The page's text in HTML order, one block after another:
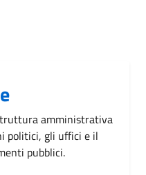
amministrativa
politici, gli uffici e il
pubblici.